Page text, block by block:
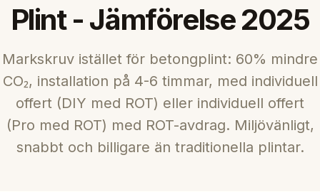
Plint - Jämförelse 2025
Markskruv istället för betongplint: 60% mindre
CO₂, installation på 4-6 timmar, med individuell
offert (DIY med ROT) eller individuell offert
(Pro med ROT) med ROT-avdrag. Miljövänligt,
snabbt och billigare än traditionella plintar.